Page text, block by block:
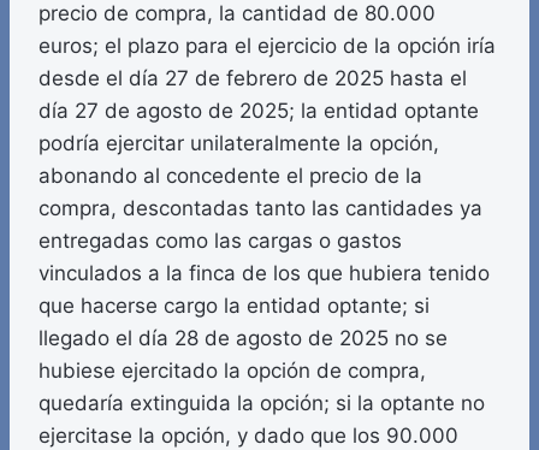
precio de compra, la cantidad de 80.000
euros; el plazo para el ejercicio de la opción iría
desde el día 27 de febrero de 2025 hasta el
día 27 de agosto de 2025; la entidad optante
podría ejercitar unilateralmente la opción,
abonando al concedente el precio de la
compra, descontadas tanto las cantidades ya
entregadas como las cargas o gastos
vinculados a la finca de los que hubiera tenido
que hacerse cargo la entidad optante; si
llegado el día 28 de agosto de 2025 no se
hubiese ejercitado la opción de compra,
quedaría extinguida la opción; si la optante no
ejercitase la opción, y dado que los 90.000